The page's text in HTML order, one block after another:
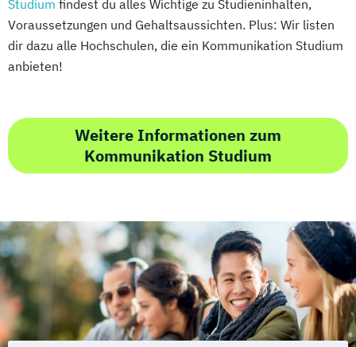
Studium findest du alles Wichtige zu Studieninhalten,
Voraussetzungen und Gehaltsaussichten. Plus: Wir listen
dir dazu alle Hochschulen, die ein Kommunikation Studium
anbieten!
Weitere Informationen zum
Kommunikation Studium